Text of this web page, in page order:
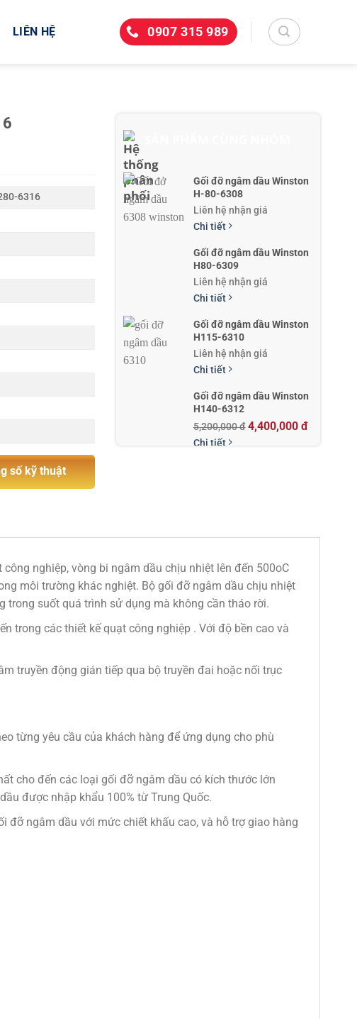
LIÊN HỆ 0907 315 989
6316
số kỹ thuật
Gối đỡ ngâm dầu Winston
H-80-6308
Liên hệ nhận giá
Chi tiết
Gối đỡ ngâm dầu Winston
H80-6309
Liên hệ nhận giá
Chi tiết
Gối đỡ ngâm dầu Winston
H115-6310
Liên hệ nhận giá
Chi tiết
Gối đỡ ngâm dầu Winston
H140-6312
5,200,000 đ 4,400,000 đ
Chi tiết
nghiệp, vòng bi ngâm dầu chịu nhiệt lên đến 500oC
môi trường khác nghiệt. Bộ gối đỡ ngâm dầu chịu nhiệt
suốt quá trình sử dụng mà không cần tháo rời.
trong các thiết kế quạt công nghiệp . Với độ bền cao và
truyền động gián tiếp qua bộ truyền đai hoặc nối trục
từng yêu cầu của khách hàng để ứng dụng cho phù
cho đến các loại gối đỡ ngâm dầu có kích thước lớn
được nhập khẩu 100% từ Trung Quốc.
đỡ ngâm dầu với mức chiết khấu cao, và hỗ trợ giao hàng